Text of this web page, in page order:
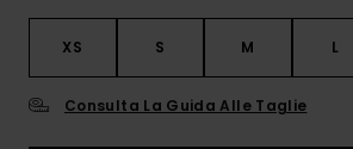
XS S M L
Consulta La Guida Alle Taglie